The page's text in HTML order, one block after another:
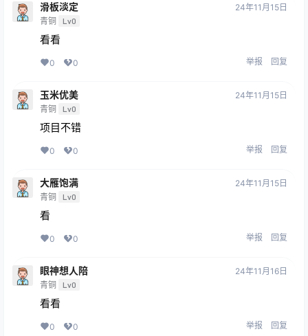
滑板淡定
青铜 Lv0
24年11月15日
看看
0 0 举报 回复
玉米优美
青铜 Lv0
24年11月15日
项目不错
0 0 举报 回复
大雁饱满
青铜 Lv0
24年11月15日
看
0 0 举报 回复
眼神想人陪
青铜 Lv0
24年11月16日
看看
0 0 举报 回复